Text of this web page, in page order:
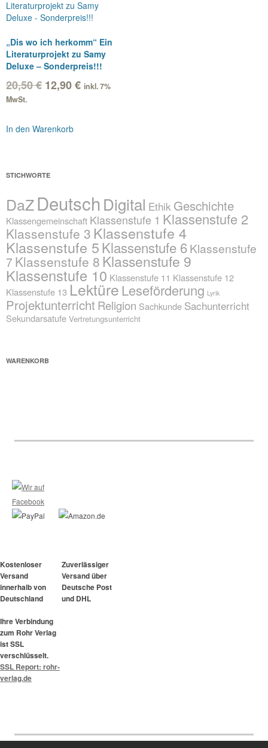
„Dis wo ich herkomm“ Ein
Literaturprojekt zu Samy
Deluxe – Sonderpreis!!!
20,50€ Ursprünglicher
Preis
12,90€Aktueller
inkl. 7%
MwSt.
In den Warenkorb
STICHWORTE
DaZDeutschDigital Ethik Geschichte
Klassengemeinschaft Klassenstufe 1 Klassenstufe 2
Klassenstufe 3 Klassenstufe 4
Klassenstufe 5Klassenstufe 6Klassenstufe
7 Klassenstufe 8 Klassenstufe 9
Klassenstufe 10 Klassenstufe 11 Klassenstufe 12
Klassenstufe 13 LektüreLeseförderung Lyrik
Projektunterricht Religion Sachkunde Sachunterricht
Sekundarsatufe Vertretungsunterricht
WARENKORB
Kostenloser
Versand
innerhalb von
Deutschland
Ihre Verbindung
zum Rohr Verlag
ist SSL
verschlüsselt.
SSL Report: rohr-
verlag.de
Zuverlässiger
Versand über
Deutsche Post
und DHL